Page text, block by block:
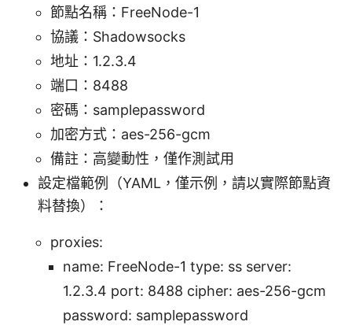
節點名稱：FreeNode-1
協議：Shadowsocks
地址：1.2.3.4
端口：8488
密碼：samplepassword
加密方式：aes-256-gcm
備註：高變動性，僅作測試用
設定檔範例（YAML，僅示例，請以實際節點資
料替換）：
proxies:
name: FreeNode-1 type: ss server:
1.2.3.4 port: 8488 cipher: aes-256-gcm
password: samplepassword